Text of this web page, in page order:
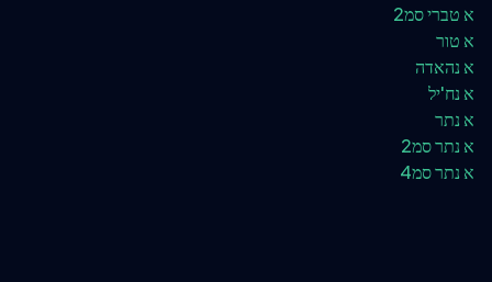
א טברי סמ2
א טור
א נהאדה
א נח'יל
א נתר
א נתר סמ2
א נתר סמ4